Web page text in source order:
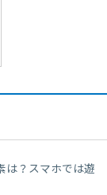
は？スマホでは遊